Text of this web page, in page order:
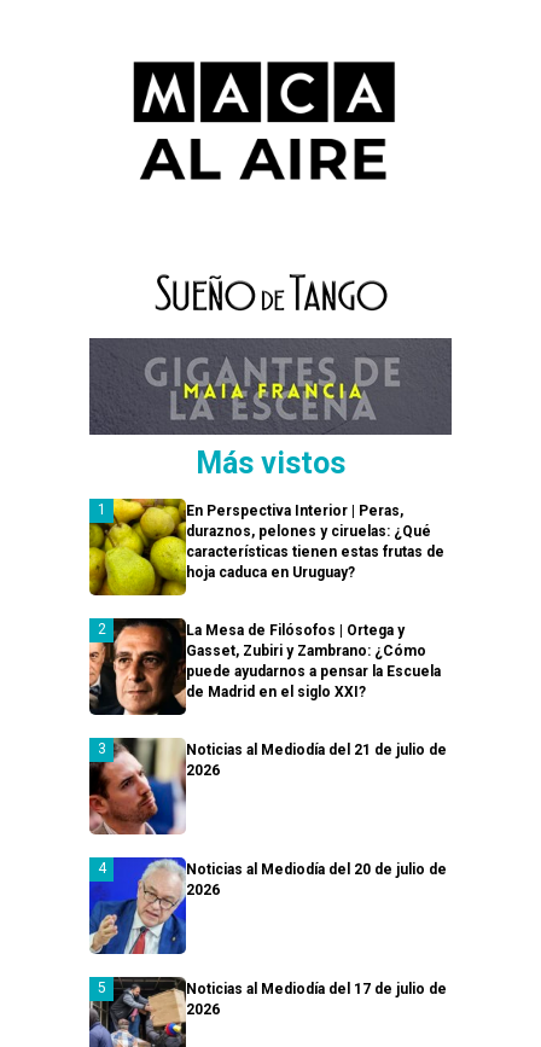
Más vistos
En Perspectiva Interior | Peras,
duraznos, pelones y ciruelas: ¿Qué
características tienen estas frutas de
hoja caduca en Uruguay?
La Mesa de Filósofos | Ortega y
Gasset, Zubiri y Zambrano: ¿Cómo
puede ayudarnos a pensar la Escuela
de Madrid en el siglo XXI?
Noticias al Mediodía del 21 de julio de
2026
Noticias al Mediodía del 20 de julio de
2026
Noticias al Mediodía del 17 de julio de
2026